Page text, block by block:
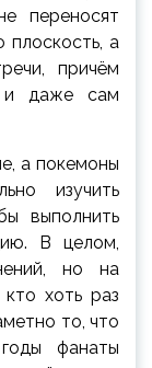
переносят
плоскость, а
причём
и даже сам
а покемоны
изучить
выполнить
В целом,
но на
хоть раз
то, что
фанаты